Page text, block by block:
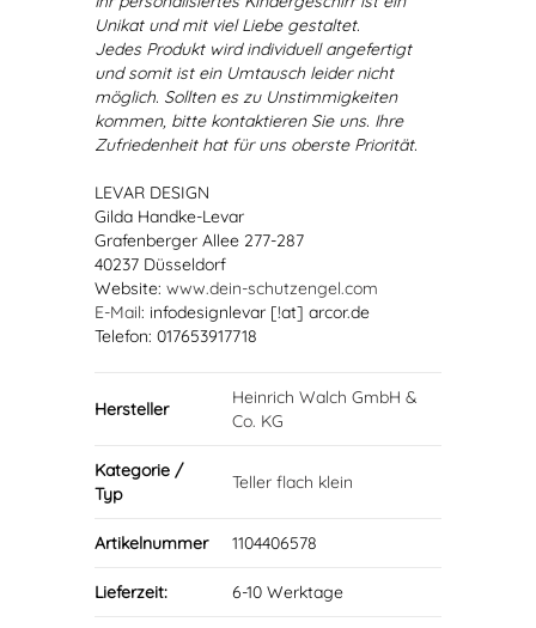
Unikat und mit viel Liebe gestaltet.
Jedes Produkt wird individuell angefertigt
und somit ist ein Umtausch leider nicht
möglich. Sollten es zu Unstimmigkeiten
kommen, bitte kontaktieren Sie uns. Ihre
Zufriedenheit hat für uns oberste Priorität.
LEVAR DESIGN
Gilda Handke-Levar
Grafenberger Allee 277-287
40237 Düsseldorf
Website: www.dein-schutzengel.com
E-Mail: infodesignlevar [!at] arcor.de
Telefon: 017653917718
Hersteller
Heinrich Walch GmbH &
Co. KG
Kategorie /
Typ
Teller flach klein
Artikelnummer 1104406578
Lieferzeit: 6-10 Werktage